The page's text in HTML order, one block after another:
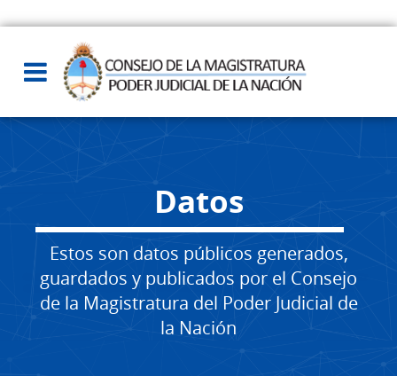
Datos
Estos son datos públicos generados,
guardados y publicados por el Consejo
de la Magistratura del Poder Judicial de
la Nación